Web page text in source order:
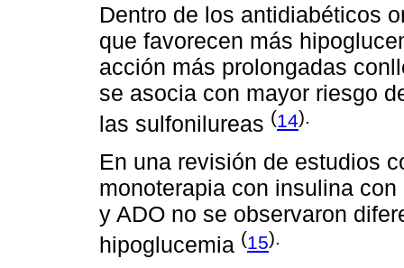
Dentro de los antidiabéticos
que favorecen más
acción más prolongadas
se asocia con mayor riesgo
las sulfonilureas (14).
En una revisión de estudios
monoterapia con insulina
y ADO no se observaron
hipoglucemia (15).